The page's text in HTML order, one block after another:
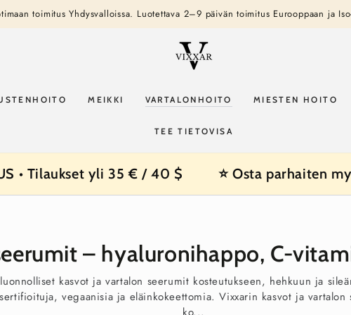
toimitus Yhdysvalloissa. Luotettava 2–9 päivän toimitus Eurooppaan ja
MEIKKI VARTALONHOITO MIESTEN HOITO
TEE TIETOVISA
• Tilaukset yli 35 € / 40 $ ⭐ Osta parhaiten
– hyaluronihappo, C-
luonnolliset kasvot ja vartalon seerumit kosteutukseen, hehkuun ja
vegaanisia ja eläinkokeettomia. Vixxarin kasvot ja vartalon